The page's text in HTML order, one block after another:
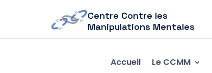
Centre Contre les
Manipulations Mentales
Accueil Le CCMM